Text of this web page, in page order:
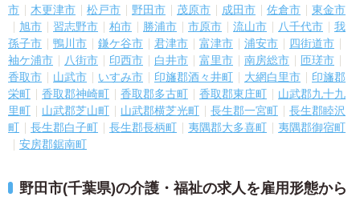
市
木更津市 松戸市 野田市 茂原市 成田市 佐倉市
東金市
旭市
習志野市 柏市 勝浦市 市原市 流山市 八千代市
我
孫子市
鴨川市 鎌ケ谷市 君津市 富津市 浦安市
四街道市
袖ケ浦市
八街市 印西市 白井市 富里市 南房総市
匝瑳市
香取市
山武市 いすみ市 印旛郡酒々井町 大網白里市
印旛郡
栄町
香取郡神崎町 香取郡多古町 香取郡東庄町
山武郡九十九
里町
山武郡芝山町 山武郡横芝光町 長生郡一宮町
長生郡睦沢
町
長生郡白子町 長生郡長柄町 夷隅郡大多喜町
夷隅郡御宿町
安房郡鋸南町
野田市(千葉県)の介護・福祉の求人を雇用形態から